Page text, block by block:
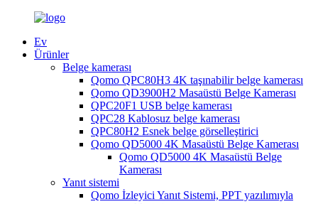
Ev
Ürünler
Belge kamerası
Qomo QPC80H3 4K taşınabilir belge kamerası
Qomo QD3900H2 Masaüstü Belge Kamerası
QPC20F1 USB belge kamerası
QPC28 Kablosuz belge kamerası
QPC80H2 Esnek belge görselleştirici
Qomo QD5000 4K Masaüstü Belge Kamerası
Qomo QD5000 4K Masaüstü Belge
Kamerası
Yanıt sistemi
Qomo İzleyici Yanıt Sistemi, PPT yazılımıyla